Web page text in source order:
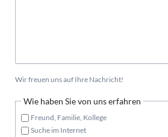
Wir freuen uns auf Ihre Nachricht!
Wie haben Sie von uns erfahren
Freund, Familie, Kollege
Suche im Internet